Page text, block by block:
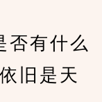
有什么
旧是天